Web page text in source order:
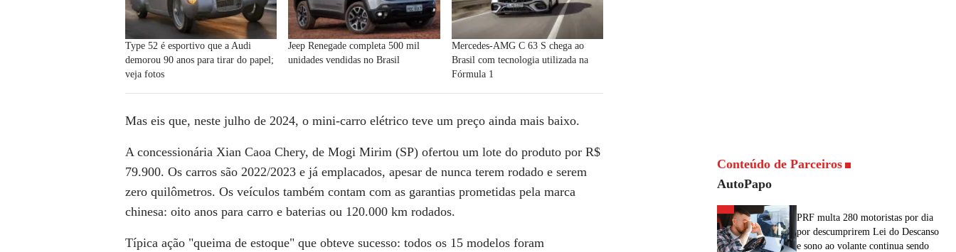
Type 52 é esportivo que a Audi
demorou 90 anos para tirar do papel;
veja fotos
Jeep Renegade completa 500 mil
unidades vendidas no Brasil
Mercedes-AMG C 63 S chega ao
Brasil com tecnologia utilizada na
Fórmula 1
Mas eis que, neste julho de 2024, o mini-carro elétrico teve um preço ainda mais baixo.
A concessionária Xian Caoa Chery, de Mogi Mirim (SP) ofertou um lote do produto por R$
79.900. Os carros são 2022/2023 e já emplacados, apesar de nunca terem rodado e serem
zero quilômetros. Os veículos também contam com as garantias prometidas pela marca
chinesa: oito anos para carro e baterias ou 120.000 km rodados.
Típica ação "queima de estoque" que obteve sucesso: todos os 15 modelos foram
Conteúdo de Parceiros
AutoPapo
PRF multa 280 motoristas por dia
por descumprirem Lei do Descanso
e sono ao volante continua sendo